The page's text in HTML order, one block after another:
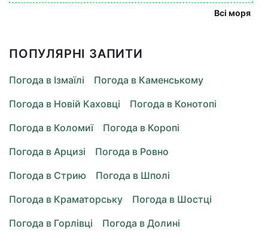
Всі моря
ПОПУЛЯРНІ ЗАПИТИ
Погода в Ізмаїлі
Погода в Каменському
Погода в Новій Каховці
Погода в Конотопі
Погода в Коломиї
Погода в Коропі
Погода в Арцизі
Погода в Ровно
Погода в Стрию
Погода в Шполі
Погода в Краматорську
Погода в Шостці
Погода в Горлівці
Погода в Долині